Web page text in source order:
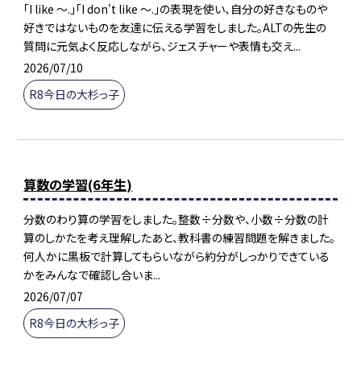
「I like ～.」「I don't like ～.」の表現を使い、自分の好きなものや
好きではないものを友達に伝える学習をしました。ALTの先生の
質問に元気よく反応しながら、ジェスチャーや表情も交え...
2026/07/10
R8今日の大杉っ子
算数の学習(6年生)
分数のわり算の学習をしました。整数÷分数や、小数÷分数の計
算のしかたを考え理解したあと、教科書の練習問題を解きました。
何人かに黒板で計算してもらいながら約分がしっかりできている
かをみんなで確認し合いま...
2026/07/07
R8今日の大杉っ子